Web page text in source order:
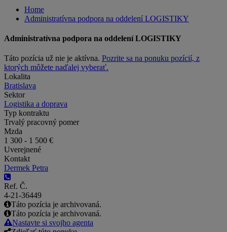
Home
Administratívna podpora na oddelení LOGISTIKY
Administratívna podpora na oddelení LOGISTIKY
Táto pozícia už nie je aktívna. Pozrite sa na ponuku pozícií, z
ktorých môžete naďalej vyberať.
Lokalita
Bratislava
Sektor
Logistika a doprava
Typ kontraktu
Trvalý pracovný pomer
Mzda
1 300 - 1 500 €
Uverejnené
Kontakt
Dermek Petra
Ref. Č.
4-21-36449
Táto pozícia je archivovaná.
Táto pozícia je archivovaná.
Nastavte si svojho agenta